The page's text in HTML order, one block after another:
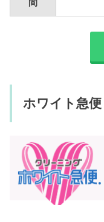
間
ホワイト急